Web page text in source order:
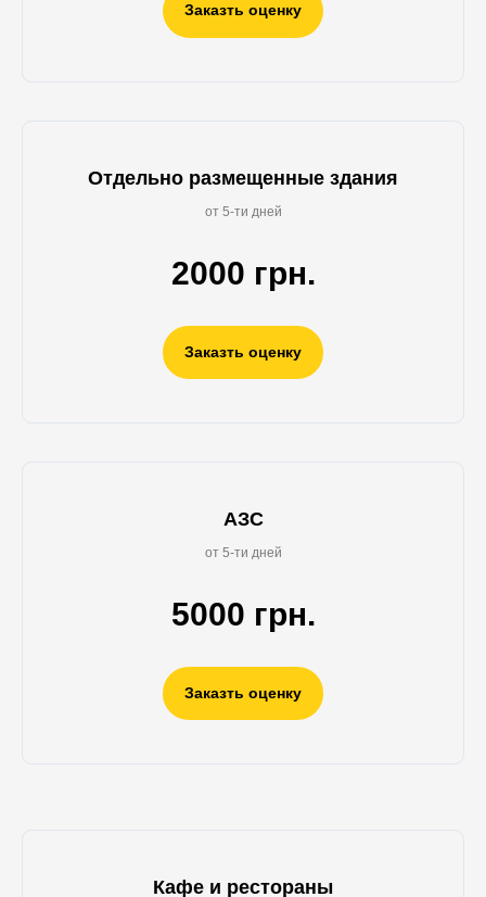
Заказть оценку
Отдельно размещенные здания
от 5-ти дней
2000 грн.
Заказть оценку
АЗС
от 5-ти дней
5000 грн.
Заказть оценку
Кафе и рестораны